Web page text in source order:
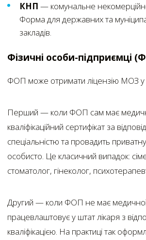
КНП — комунальне
Форма для державних та
закладів.
Фізичні особи-підприємці
ФОП може отримати ліцензію МОЗ у
Перший — коли ФОП сам має
кваліфікаційний сертифікат за
спеціальністю та провадить
особисто. Це класичний випадок:
стоматолог, гінеколог,
Другий — коли ФОП не має медичної
працевлаштовує у штат лікаря з
кваліфікацією. На практиці так